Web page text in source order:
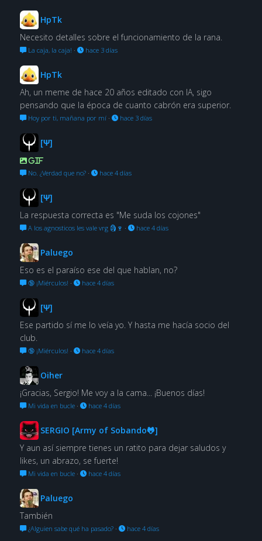
HpTk
Necesito detalles sobre el funcionamiento de la rana.
La caja, la caja! · hace 3 días
HpTk
Ah, un meme de hace 20 años editado con IA, sigo
pensando que la época de cuanto cabrón era superior.
Hoy por ti, mañana por mí· hace 3 días
[Ψ]
GIF
No. ¿Verdad que no?· hace 4 días
[Ψ]
La respuesta correcta es "Me suda los cojones"
A los agnosticos les vale vrg 🗿🍷 · hace 4 días
Paluego
Eso es el paraíso ese del que hablan, no?
🔞 ¡Miérculos! · hace 4 días
[Ψ]
Ese partido sí me lo veía yo. Y hasta me hacía socio del
club.
🔞 ¡Miérculos! · hace 4 días
Oiher
¡Gracias, Sergio! Me voy a la cama... ¡Buenos días!
Mi vida en bucle· hace 4 días
SERGIO [Army of Sobando🐸]
Y aun así siempre tienes un ratito para dejar saludos y
likes, un abrazo, se fuerte!
Mi vida en bucle· hace 4 días
Paluego
También
¿Alguien sabe qué ha pasado?· hace 4 días